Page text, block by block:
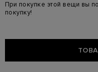
При покупке этой вещи вы
покупку!